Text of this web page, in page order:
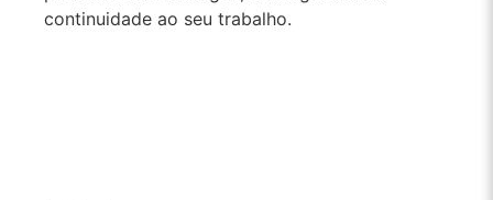
continuidade ao seu trabalho.